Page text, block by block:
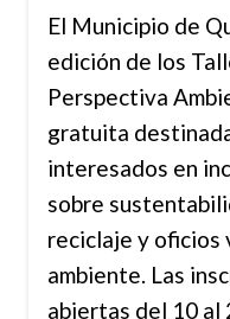
El Municipio de
edición de los
Perspectiva
gratuita
interesados en
sobre
reciclaje y oficios
ambiente. Las
abiertas del 10 al